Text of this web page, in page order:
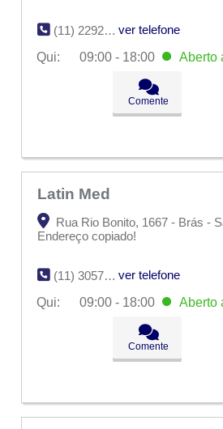
(11) 2292-5553
ver telefone
Qui:
09:00 - 18:00 Aberto
09:00 - 18:00
09:00 - 18:00
09:00 - 18:00
Comente
Latin Med
Rua Rio Bonito, 1667 - Brás -
Endereço copiado!
(11) 3057-2798
ver telefone
Qui:
09:00 - 18:00 Aberto
09:00 - 18:00
09:00 - 18:00
09:00 - 18:00
Comente